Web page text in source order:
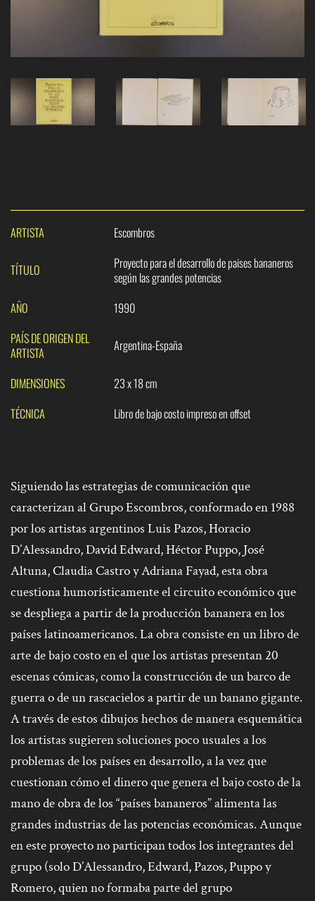
ARTISTA Escombros
TÍTULO
Proyecto para el desarrollo de paises bananeros
según las grandes potencias
AÑO
1990
PAÍS DE ORIGEN DEL
ARTISTA
Argentina-España
DIMENSIONES
23 x 18 cm
TÉCNICA
Libro de bajo costo impreso en offset
Siguiendo las estrategias de comunicación que
caracterizan al Grupo Escombros, conformado en 1988
por los artistas argentinos Luis Pazos, Horacio
D’Alessandro, David Edward, Héctor Puppo, José
Altuna, Claudia Castro y Adriana Fayad, esta obra
cuestiona humorísticamente el circuito económico que
se despliega a partir de la producción bananera en los
países latinoamericanos. La obra consiste en un libro de
arte de bajo costo en el que los artistas presentan 20
escenas cómicas, como la construcción de un barco de
guerra o de un rascacielos a partir de un banano gigante.
A través de estos dibujos hechos de manera esquemática
los artistas sugieren soluciones poco usuales a los
problemas de los países en desarrollo, a la vez que
cuestionan cómo el dinero que genera el bajo costo de la
mano de obra de los “países bananeros” alimenta las
grandes industrias de las potencias económicas. Aunque
en este proyecto no participan todos los integrantes del
grupo (solo D’Alessandro, Edward, Pazos, Puppo y
Romero, quien no formaba parte del grupo